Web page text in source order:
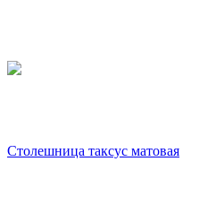
Столешница таксус матовая